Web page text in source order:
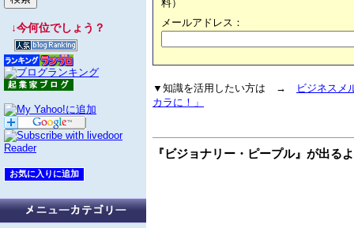
料）
メールアドレス：
▼知識を活用したい方は →
ビジネスメ
カラに！」
『ビジョナリー・ピープル』が出る
↓今何位でしょう？